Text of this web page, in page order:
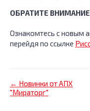
ОБРАТИТЕ
Ознакомтесь с новым
перейдя по ссылке
← Новинки от АПХ
"Мираторг"